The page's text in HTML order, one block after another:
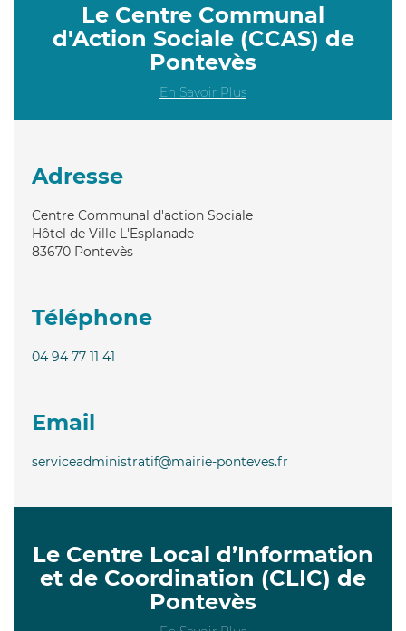
Le Centre Communal
d'Action Sociale (CCAS) de
Pontevès
En Savoir Plus
Adresse
Centre Communal d'action Sociale
Hôtel de Ville L'Esplanade
83670 Pontevès
Téléphone
04 94 77 11 41
Email
serviceadministratif@mairie-ponteves.fr
Le Centre Local d’Information
et de Coordination (CLIC) de
Pontevès